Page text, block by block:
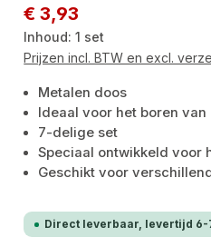
Normale prijs:
€ 3,93
Inhoud:1 set
Prijzen incl. BTW en excl.
Metalen doos
Ideaal voor het boren van
7-delige set
Speciaal ontwikkeld voor
Geschikt voor
Direct leverbaar, levertijd 6-